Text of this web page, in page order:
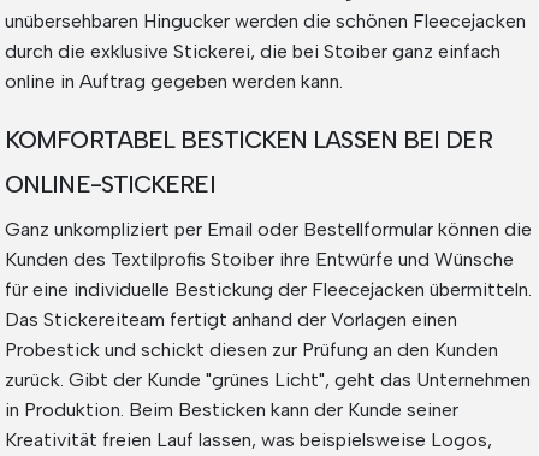
unübersehbaren Hingucker werden die schönen Fleecejacken
durch die exklusive Stickerei, die bei Stoiber ganz einfach
online in Auftrag gegeben werden kann.
KOMFORTABEL BESTICKEN LASSEN BEI DER
ONLINE-STICKEREI
Ganz unkompliziert per Email oder Bestellformular können die
Kunden des Textilprofis Stoiber ihre Entwürfe und Wünsche
für eine individuelle Bestickung der Fleecejacken übermitteln.
Das Stickereiteam fertigt anhand der Vorlagen einen
Probestick und schickt diesen zur Prüfung an den Kunden
zurück. Gibt der Kunde "grünes Licht", geht das Unternehmen
in Produktion. Beim Besticken kann der Kunde seiner
Kreativität freien Lauf lassen, was beispielsweise Logos,